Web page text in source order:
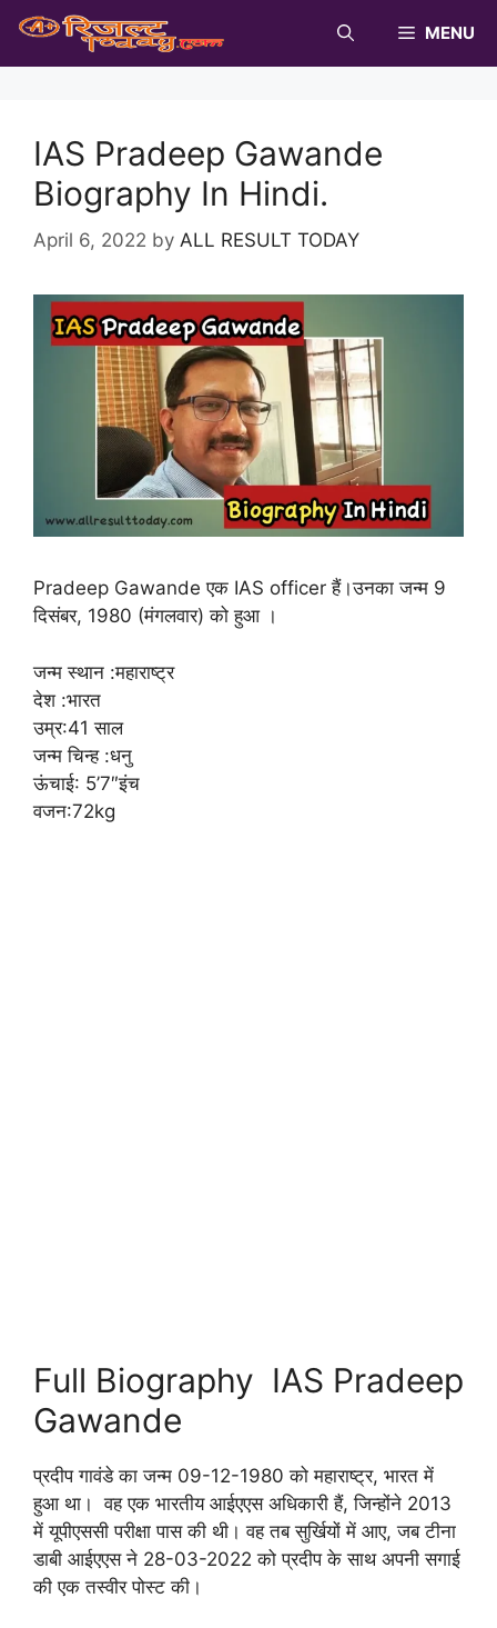
Skip
content
MENU
IAS Pradeep Gawande
Biography In Hindi.
April 6, 2022 by ALL RESULT TODAY
Pradeep Gawande एक IAS officer हैं।उनका जन्म 9
दिसंबर, 1980 (मंगलवार) को हुआ ।
जन्म स्थान :महाराष्ट्र
देश :भारत
उम्र:41 साल
जन्म चिन्ह :धनु
ऊंचाई: 5’7″इंच
वजन:72kg
Full Biography IAS Pradeep
Gawande
प्रदीप गावंडे का जन्म 09-12-1980 को महाराष्ट्र, भारत में
हुआ था। वह एक भारतीय आईएएस अधिकारी हैं, जिन्होंने 2013
में यूपीएससी परीक्षा पास की थी। वह तब सुर्खियों में आए, जब टीना
डाबी आईएएस ने 28-03-2022 को प्रदीप के साथ अपनी सगाई
की एक तस्वीर पोस्ट की।